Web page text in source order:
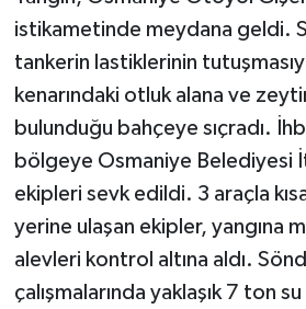
istikametinde meydana geldi.
tankerin lastiklerinin
kenarındaki otluk alana ve
bulunduğu bahçeye sıçradı.
bölgeye Osmaniye Belediyesi
ekipleri sevk edildi. 3 araçla
yerine ulaşan ekipler, yangına
alevleri kontrol altına aldı.
çalışmalarında yaklaşık 7 ton su